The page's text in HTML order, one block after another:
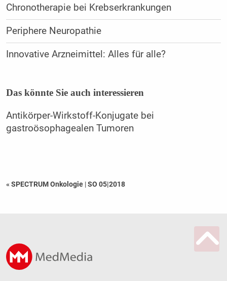
Chronotherapie bei Krebserkrankungen
Periphere Neuropathie
Innovative Arzneimittel: Alles für alle?
Das könnte Sie auch interessieren
Antikörper-Wirkstoff-Konjugate bei
gastroösophagealen Tumoren
« SPECTRUM Onkologie |SO 05|2018